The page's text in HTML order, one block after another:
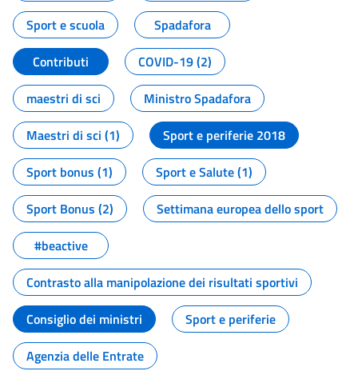
Sport e scuola
Spadafora
Contributi
COVID-19 (2)
maestri di sci
Ministro Spadafora
Maestri di sci (1)
Sport e periferie 2018
Sport bonus (1)
Sport e Salute (1)
Sport Bonus (2)
Settimana europea dello sport
#beactive
Contrasto alla manipolazione dei risultati sportivi
Consiglio dei ministri
Sport e periferie
Agenzia delle Entrate